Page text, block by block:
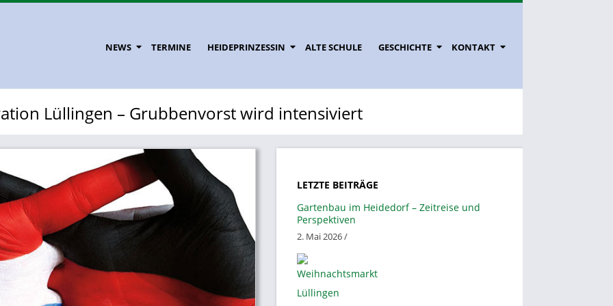
NEWS TERMINE HEIDEPRINZESSIN ALTE SCHULE GESCHICHTE KONTAKT
Lüllingen – Grubbenvorst wird intensiviert
LETZTE BEITRÄGE
Gartenbau im Heidedorf – Zeitreise und
Perspektiven
2. Mai 2026 /